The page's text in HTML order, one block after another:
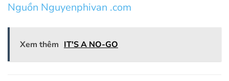
Nguồn Nguyenphivan .com
Xem thêm IT'S A NO-GO